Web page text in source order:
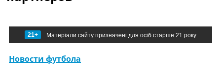
21+ Матеріали сайту призначені для осіб старше 21 року
Новости футбола